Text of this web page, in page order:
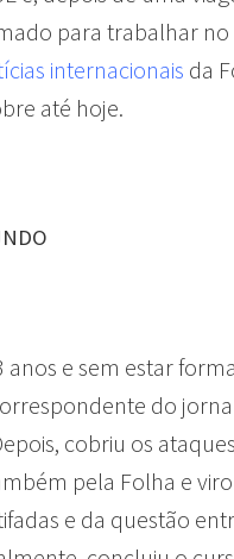
para trabalhar no
internacionais da
até hoje.
anos e sem estar
do
cobriu os
pela Folha e
e da questão